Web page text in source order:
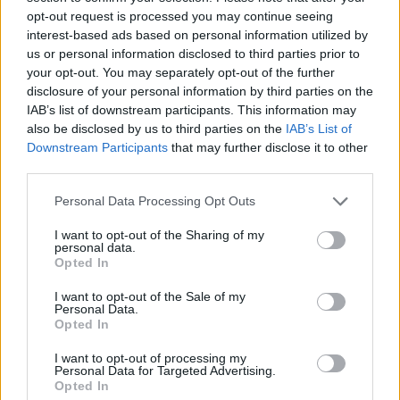
opt-out request is processed you may continue seeing
interest-based ads based on personal information utilized by
us or personal information disclosed to third parties prior to
your opt-out. You may separately opt-out of the further
disclosure of your personal information by third parties on the
IAB’s list of downstream participants. This information may
also be disclosed by us to third parties on the IAB’s List of
Downstream Participants that may further disclose it to other
Personal Data Processing Opt Outs
I want to opt-out of the Sharing of my
personal data.
Opted In
I want to opt-out of the Sale of my
Personal Data.
Opted In
I want to opt-out of processing my
Personal Data for Targeted Advertising.
Opted In
pas allée acheter vos rideaux.
Sinon, on avait pensé à l'option tuyaux de la salle de bain,
pour se la jouer aquatique… Sauf qu'on avait pas percuté
que ces tuyaux-là, ils sont très BAS ! Et qu'on s'est
retrouvées le cul par-terre, les cheveux hirsutes avec
l'humidité et de la buée plein les yeux… Rien de bien
glamour dans la scène, en fait. C'est peut-être pas mal, la
tête de lit, pour commencer…
Le dernier petit détail à régler, c'est de savoir comment
jouer surprise-party : en plein câlin coquin avec Zozo, on
sort les menottes et on lui agite sous le nez ! Mais comme
il a cru qu'on était un flic sous couverture et qu'on
voulait le coffrer pour son téléchargement illégal de films,
ça a un poil foiré le coup…
Alors on se dit qu'il vaut peut-être mieux la jouer
deux tranches de fromage à raclette au cours d'un dîner,
ou pendant une ballade en amoureux au bord du canal…
Au pire, on entame le sujet en rigolant et on voit si ça